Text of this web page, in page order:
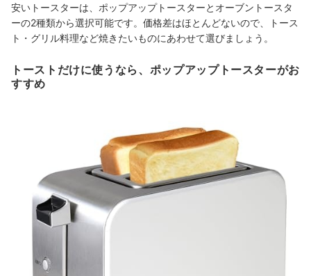
安いトースターは、ポップアップトースターとオーブントースタ
ーの2種類から選択可能です。価格差はほとんどないので、トース
ト・グリル料理など焼きたいものにあわせて選びましょう。
トーストだけに使うなら、ポップアップトースターがお
すすめ